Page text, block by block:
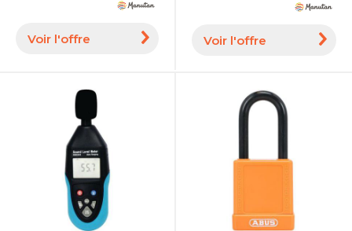
Voir l'offre Voir l'offre